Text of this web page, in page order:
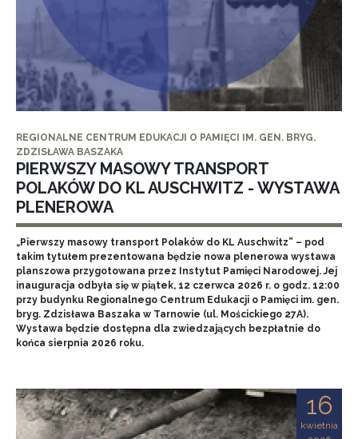
REGIONALNE CENTRUM EDUKACJI O PAMIĘCI IM. GEN. BRYG.
ZDZISŁAWA BASZAKA
PIERWSZY MASOWY TRANSPORT
POLAKÓW DO KL AUSCHWITZ - WYSTAWA
PLENEROWA
„Pierwszy masowy transport Polaków do KL Auschwitz” – pod
takim tytułem prezentowana będzie nowa plenerowa wystawa
planszowa przygotowana przez Instytut Pamięci Narodowej. Jej
inauguracja odbyła się w piątek, 12 czerwca 2026 r. o godz. 12:00
przy budynku Regionalnego Centrum Edukacji o Pamięci im. gen.
bryg. Zdzisława Baszaka w Tarnowie (ul. Mościckiego 27A).
Wystawa będzie dostępna dla zwiedzających bezpłatnie do
końca sierpnia 2026 roku.
16
kwietnia